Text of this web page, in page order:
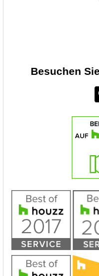
Besuchen